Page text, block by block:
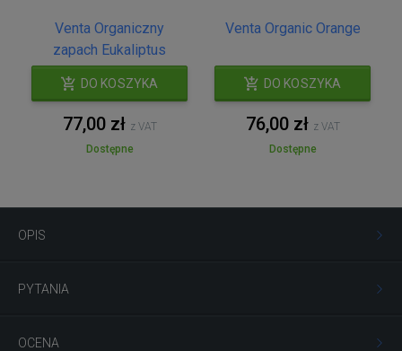
Venta Organiczny
zapach Eukaliptus
DO KOSZYKA
77,00 zł z VAT
Dostępne
Venta Organic Orange
DO KOSZYKA
76,00 zł z VAT
Dostępne
OPIS
PYTANIA
OCENA